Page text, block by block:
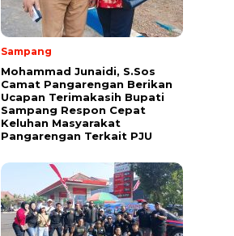
Sampang
Mohammad Junaidi, S.Sos
Camat Pangarengan Berikan
Ucapan Terimakasih Bupati
Sampang Respon Cepat
Keluhan Masyarakat
Pangarengan Terkait PJU